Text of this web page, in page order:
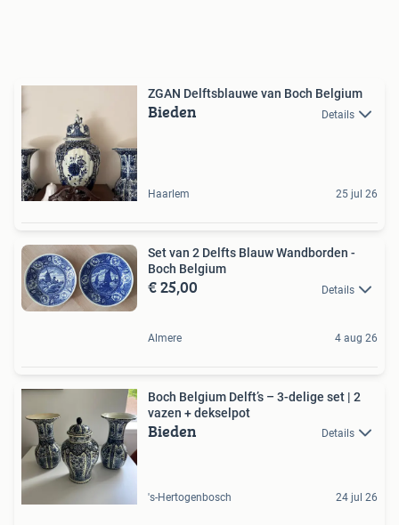
ZGAN Delftsblauwe van Boch Belgium
Bieden Details
Haarlem 25 jul 26
Set van 2 Delfts Blauw Wandborden -
Boch Belgium
€ 25,00 Details
Almere 4 aug 26
Boch Belgium Delft’s – 3-delige set | 2
vazen + dekselpot
Bieden Details
's-Hertogenbosch 24 jul 26